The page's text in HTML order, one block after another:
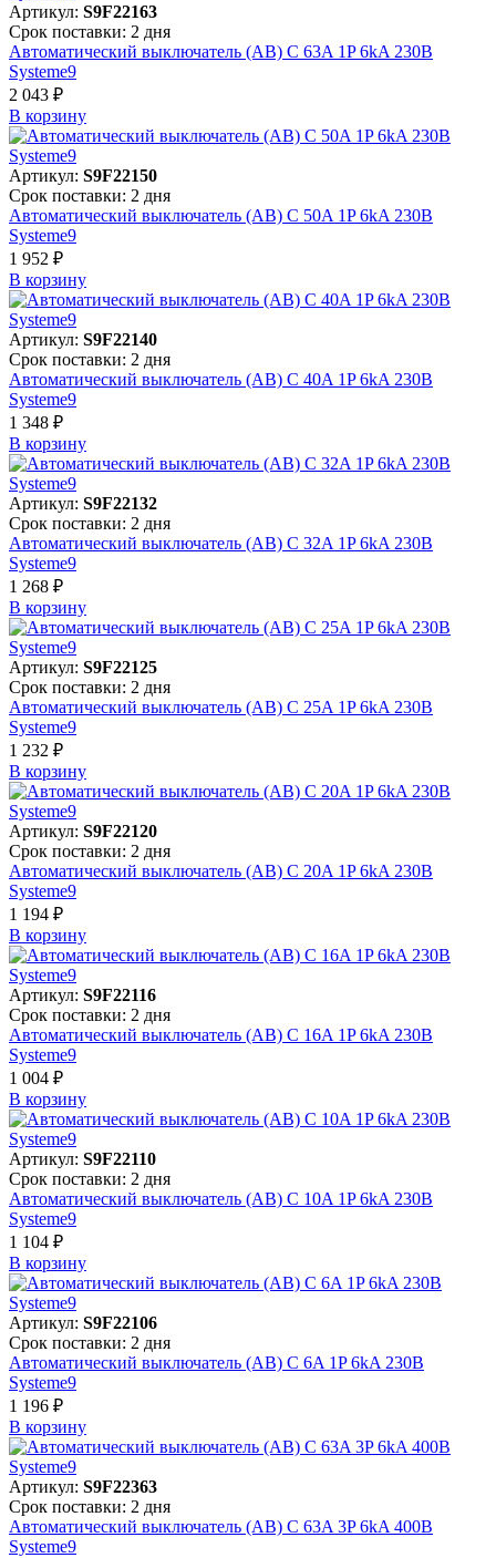
Артикул: S9F22163
Срок поставки: 2 дня
Автоматический выключатель (АВ) C 63A 1P 6kA 230В
Systeme9
2 043 ₽
В корзинy
Артикул: S9F22150
Срок поставки: 2 дня
Автоматический выключатель (АВ) C 50A 1P 6kA 230В
Systeme9
1 952 ₽
В корзинy
Артикул: S9F22140
Срок поставки: 2 дня
Автоматический выключатель (АВ) C 40A 1P 6kA 230В
Systeme9
1 348 ₽
В корзинy
Артикул: S9F22132
Срок поставки: 2 дня
Автоматический выключатель (АВ) C 32A 1P 6kA 230В
Systeme9
1 268 ₽
В корзинy
Артикул: S9F22125
Срок поставки: 2 дня
Автоматический выключатель (АВ) C 25A 1P 6kA 230В
Systeme9
1 232 ₽
В корзинy
Артикул: S9F22120
Срок поставки: 2 дня
Автоматический выключатель (АВ) C 20A 1P 6kA 230В
Systeme9
1 194 ₽
В корзинy
Артикул: S9F22116
Срок поставки: 2 дня
Автоматический выключатель (АВ) C 16A 1P 6kA 230В
Systeme9
1 004 ₽
В корзинy
Артикул: S9F22110
Срок поставки: 2 дня
Автоматический выключатель (АВ) C 10A 1P 6kA 230В
Systeme9
1 104 ₽
В корзинy
Артикул: S9F22106
Срок поставки: 2 дня
Автоматический выключатель (АВ) C 6A 1P 6kA 230В
Systeme9
1 196 ₽
В корзинy
Артикул: S9F22363
Срок поставки: 2 дня
Автоматический выключатель (АВ) C 63A 3P 6kA 400В
Systeme9